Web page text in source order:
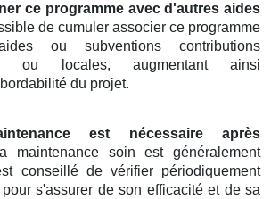
ce programme avec d'autres aides
de cumuler associer ce programme
ou subventions contributions
ou locales, augmentant ainsi
du projet.
est nécessaire après
maintenance soin est généralement
conseillé de vérifier périodiquement
s'assurer de son efficacité et de sa